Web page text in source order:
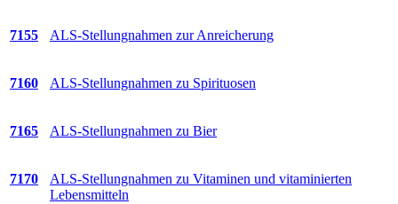
7155 ALS-Stellungnahmen zur Anreicherung
7160 ALS-Stellungnahmen zu Spirituosen
7165 ALS-Stellungnahmen zu Bier
7170
ALS-Stellungnahmen zu Vitaminen und vitaminierten
Lebensmitteln